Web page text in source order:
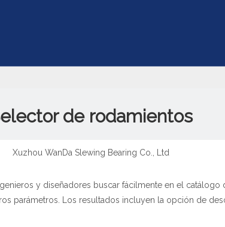
de rodamientos
Xuzhou WanDa Slewing Bearing Co., Ltd
y diseñadores buscar fácilmente en el
parámetros. Los resultados incluyen la opción de